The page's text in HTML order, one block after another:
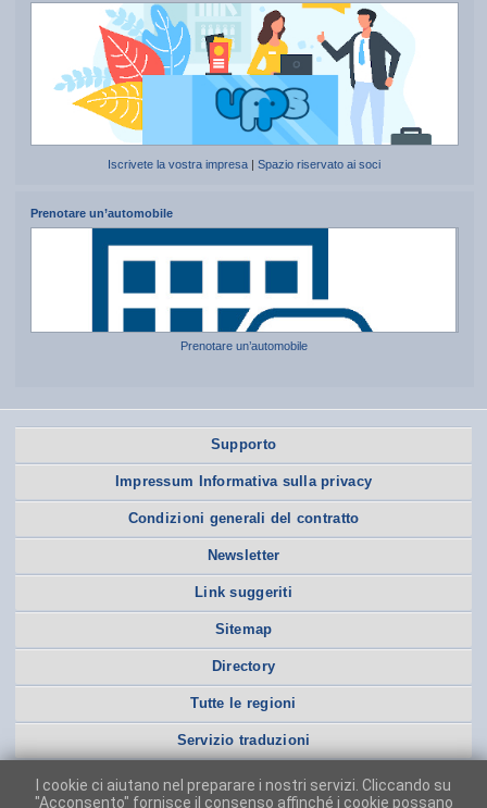
Iscrivete la vostra impresa |Spazio riservato ai soci
Prenotare un’automobile
Prenotare un’automobile
Supporto
Impressum Informativa sulla privacy
Condizioni generali del contratto
Newsletter
Link suggeriti
Sitemap
Directory
Tutte le regioni
Servizio traduzioni
I cookie ci aiutano nel preparare i nostri servizi. Cliccando su
"Acconsento" fornisce il consenso affinché i cookie possano